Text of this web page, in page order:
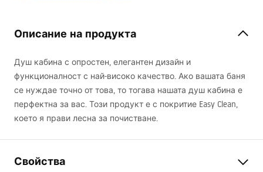
Описание на продукта
Душ кабина с опростен, елегантен дизайн и
функционалност с най-високо качество. Ако вашата баня
се нуждае точно от това, то тогава нашата душ кабина е
перфектна за вас. Този продукт е с покритие Easy Clean,
което я прави лесна за почистване.
Свойства